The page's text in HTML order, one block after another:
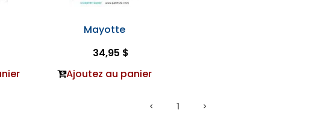
Mayotte
34,95 $
Ajoutez au panier
1